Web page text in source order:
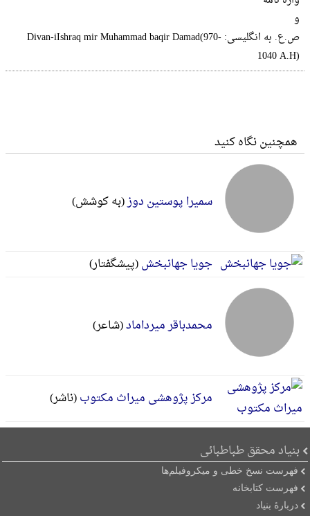
و
ص.ع. به انگلیسی: ‭‭Divan-iIshraq mir Muhammad baqir Damad(970-
1040 A.H)
همچنین نگاه کنید
سمیرا پوستین دوز(به کوشش)
جویا جهانبخش(پیشگفتار)
محمدباقر میرداماد(شاعر)
مرکز پژوهشی میراث مکتوب(ناشر)
بنیاد محقق طباطبائی
فهرست نسخ خطی و میکروفیلم‌ها
فهرست کتابخانه
دربارۀ بنیاد